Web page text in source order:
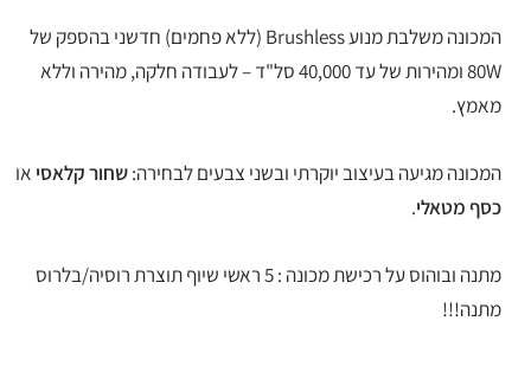
המכונה משלבת מנוע Brushless (ללא פחמים) חדשני בהספק של
80W ומהירות של עד 40,000 סל"ד – לעבודה חלקה, מהירה וללא
מאמץ.
המכונה מגיעה בעיצוב יוקרתי ובשני צבעים לבחירה:שחור קלאסי או
כסף מטאלי.
מתנה ובוהוס על רכישת מכונה : 5 ראשי שיוף תוצרת רוסיה/בלרוס
מתנה!!!